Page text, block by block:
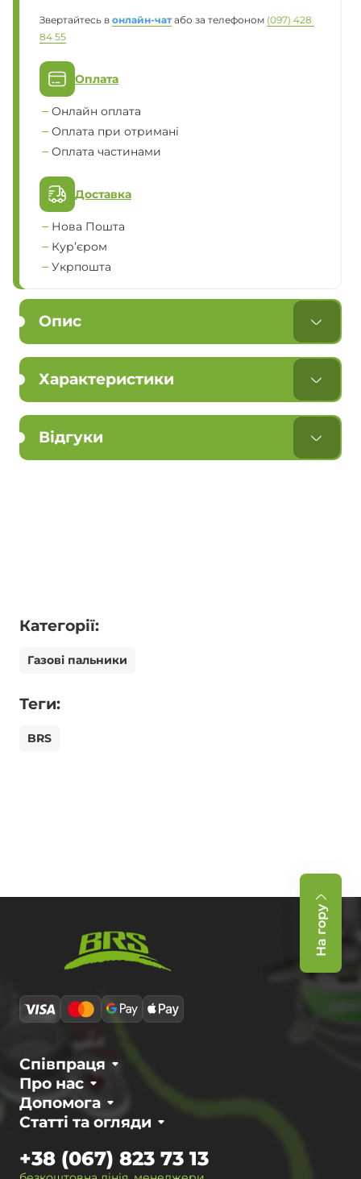
Звертайтесь в онлайн-чат або за телефоном (097) 428
84 55
Оплата
Онлайн оплата
Оплата при отримані
Оплата частинами
Доставка
Нова Пошта
Кур’єром
Укрпошта
Опис
Характеристики
Відгуки
Категорії:
Газові пальники
Теги:
BRS
На гору
Про нас
Співпраця
Статті та огляди
Допомога
+38 (067) 823 73 13